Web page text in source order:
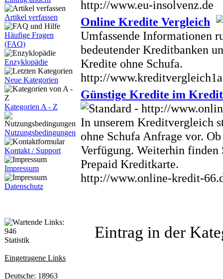
Artikel verfassen
Häufige Fragen
(FAQ)
Enzyklopädie
Neue Kategorien
Kategorien A - Z
Nutzungsbedingungen
Kontakt / Support
Impressum
Datenschutz
Statistik
Eingetragene Links
Deutsche: 18963
http://www.eu-insolvenz.de
Online Kredite Vergleich
Umfassende Informationen
bedeutender Kreditbanken
Kredite ohne Schufa.
http://
Günstige Kredite im
In unserem Kreditvergleich
ohne Schufa Anfrage vor.
Verfügung. Weiterhin finden
Prepaid Kreditkarte.
http://www.online-kredit-
Eintrag in der